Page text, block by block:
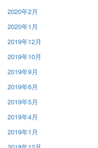
2020年2月
2020年1月
2019年12月
2019年10月
2019年9月
2019年6月
2019年5月
2019年4月
2019年1月